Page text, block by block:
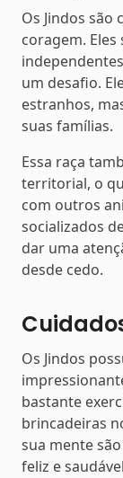
Os Jindos são
coragem.
um desafio.
estranhos,
suas famílias.
Essa raça
territorial, o
com outros
socializados
dar uma
desde cedo.
Os Jindos
bastante
brincadeiras
sua mente
feliz e